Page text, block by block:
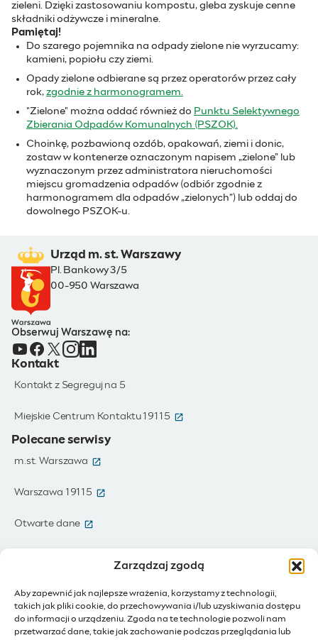
Zarządzaj zgodą
Aby zapewnić jak najlepsze wrażenia, korzystamy z technologii,
takich jak pliki cookie, do przechowywania i/lub uzyskiwania dostępu
do informacji o urządzeniu. Zgoda na te technologie pozwoli nam
przetwarzać dane, takie jak zachowanie podczas przeglądania lub
zieleni. Dzięki zastosowaniu kompostu, gleba zyskuje cenne
składniki odżywcze i mineralne.
Pamiętaj!
Do szarego pojemnika na odpady zielone nie wyrzucamy:
kamieni, popiołu czy ziemi.
Opady zielone odbierane są przez operatorów przez cały
rok, zgodnie z harmonogramem.
"Zielone" można oddać również do Punktu Selektywnego
Zbierania Odpadów Komunalnych (PSZOK).
Choinkę, pozbawioną ozdób, opakowań, ziemi i donic,
zostaw w kontenerze oznaczonym napisem „zielone” lub
wyznaczonym przez administratora nieruchomości
miejscu gromadzenia odpadów (odbiór zgodnie z
harmonogramem dla odpadów „zielonych”) lub oddaj do
dowolnego PSZOK-u.
Urząd m. st. Warszawy
Pl. Bankowy 3/5
00-950 Warszawa
Obserwuj Warszawę na:
Kontakt
Kontakt z Segreguj na 5
Miejskie Centrum Kontaktu 19115 (otwiera się w nowym oknie)
Polecane serwisy
m.st. Warszawa (otwiera się w nowym oknie)
Warszawa 19115 (otwiera się w nowym oknie)
Otwarte dane
IoT - Internet rzeczy (otwiera się w nowym oknie)